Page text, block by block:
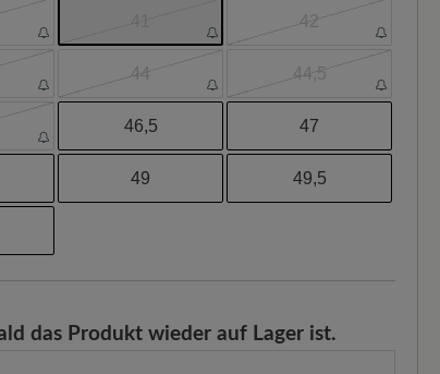
42
44 44,5
46,5 47
49 49,5
das Produkt wieder auf Lager ist.